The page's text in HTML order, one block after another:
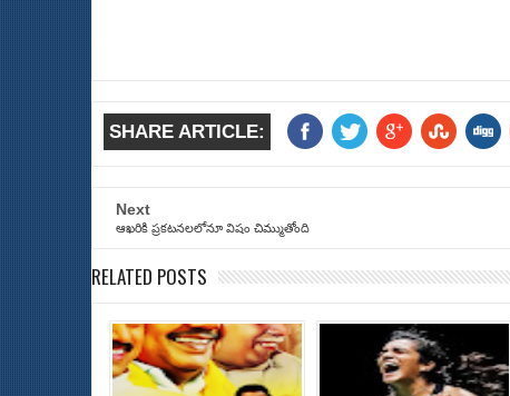
SHARE ARTICLE:
Next
ఆఖరికి ప్రకటనలలోనూ విషం చిమ్ముతోంది
RELATED POSTS